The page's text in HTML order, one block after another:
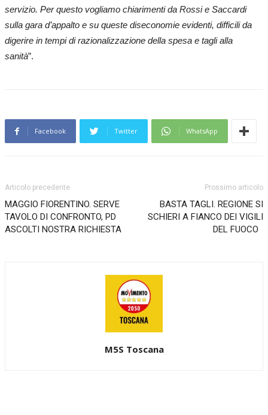
servizio. Per questo vogliamo chiarimenti da Rossi e Saccardi
sulla gara d’appalto e su queste diseconomie evidenti, difficili da
digerire in tempi di razionalizzazione della spesa e tagli alla
sanità”.
Facebook Twitter WhatsApp
Articolo precedente
MAGGIO FIORENTINO. SERVE
TAVOLO DI CONFRONTO, PD
ASCOLTI NOSTRA RICHIESTA
Prossimo articolo
BASTA TAGLI. REGIONE SI
SCHIERI A FIANCO DEI VIGILI
DEL FUOCO
M5S Toscana